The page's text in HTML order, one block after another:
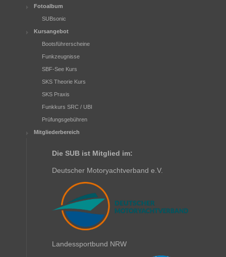
Fotoalbum
SUBsonic
Kursangebot
Bootsführerscheine
Funkzeugnisse
SBF-See Kurs
SKS Theorie Kurs
SKS Praxis
Funkkurs SRC / UBI
Prüfungsgebühren
Mitgliederbereich
Die SUB ist Mitglied im:
Deutscher Motoryachtverband e.V.
Landessportbund NRW